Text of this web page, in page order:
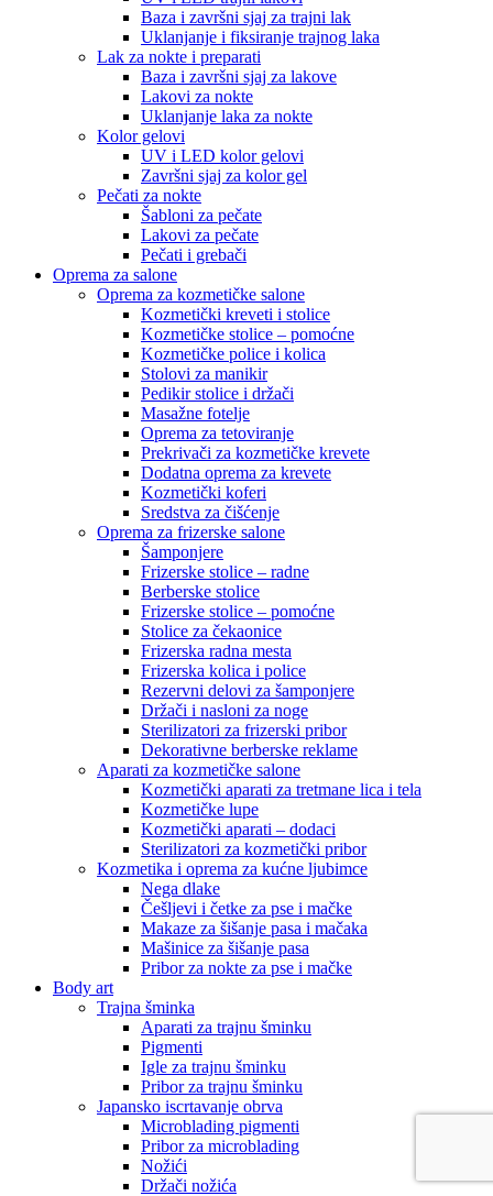
Baza i završni sjaj za trajni lak
Uklanjanje i fiksiranje trajnog laka
Lak za nokte i preparati
Baza i završni sjaj za lakove
Lakovi za nokte
Uklanjanje laka za nokte
Kolor gelovi
UV i LED kolor gelovi
Završni sjaj za kolor gel
Pečati za nokte
Šabloni za pečate
Lakovi za pečate
Pečati i grebači
Oprema za salone
Oprema za kozmetičke salone
Kozmetički kreveti i stolice
Kozmetičke stolice – pomoćne
Kozmetičke police i kolica
Stolovi za manikir
Pedikir stolice i držači
Masažne fotelje
Oprema za tetoviranje
Prekrivači za kozmetičke krevete
Dodatna oprema za krevete
Kozmetički koferi
Sredstva za čišćenje
Oprema za frizerske salone
Šamponjere
Frizerske stolice – radne
Berberske stolice
Frizerske stolice – pomoćne
Stolice za čekaonice
Frizerska radna mesta
Frizerska kolica i police
Rezervni delovi za šamponjere
Držači i nasloni za noge
Sterilizatori za frizerski pribor
Dekorativne berberske reklame
Aparati za kozmetičke salone
Kozmetički aparati za tretmane lica i tela
Kozmetičke lupe
Kozmetički aparati – dodaci
Sterilizatori za kozmetički pribor
Kozmetika i oprema za kućne ljubimce
Nega dlake
Češljevi i četke za pse i mačke
Makaze za šišanje pasa i mačaka
Mašinice za šišanje pasa
Pribor za nokte za pse i mačke
Body art
Trajna šminka
Aparati za trajnu šminku
Pigmenti
Igle za trajnu šminku
Pribor za trajnu šminku
Japansko iscrtavanje obrva
Microblading pigmenti
Pribor za microblading
Nožići
Držači nožića